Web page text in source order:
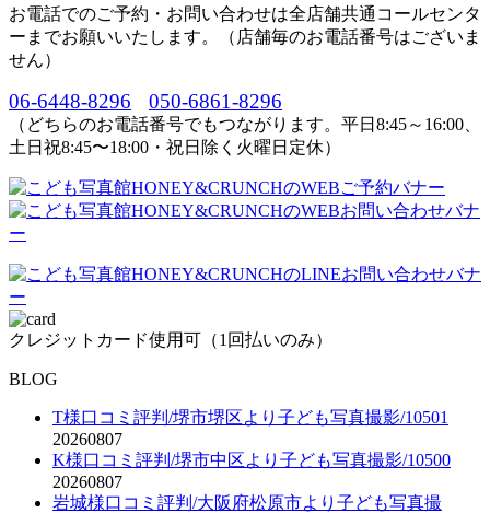
お電話でのご予約・お問い合わせは全店舗共通コールセンタ
ーまでお願いいたします。（店舗毎のお電話番号はございま
せん）
06-6448-8296 050-6861-8296
（どちらのお電話番号でもつながります。平日8:45～16:00、
土日祝8:45〜18:00・祝日除く火曜日定休）
クレジットカード使用可（1回払いのみ）
BLOG
T様口コミ評判/堺市堺区より子ども写真撮影/10501
20260807
K様口コミ評判/堺市中区より子ども写真撮影/10500
20260807
岩城様口コミ評判/大阪府松原市より子ども写真撮